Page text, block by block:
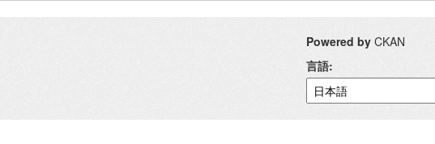
Powered by CKAN
言語